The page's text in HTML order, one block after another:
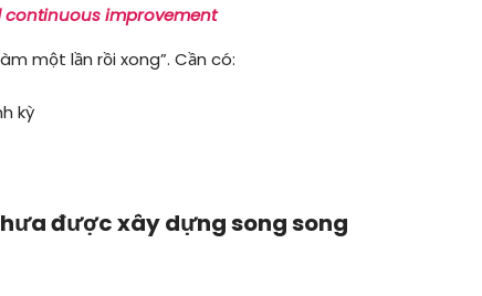
continuous improvement
một lần rồi xong”. Cần có:
kỳ
được xây dựng song song